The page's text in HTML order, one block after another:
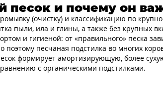
песок и почему он
(очистку) и классификацию по
пыли, ила и глины, а также без крупных
и гигиеной: от «правильного» песка
песчаная подстилка во многих
формирует амортизирующую, более
с органическими подстилками.